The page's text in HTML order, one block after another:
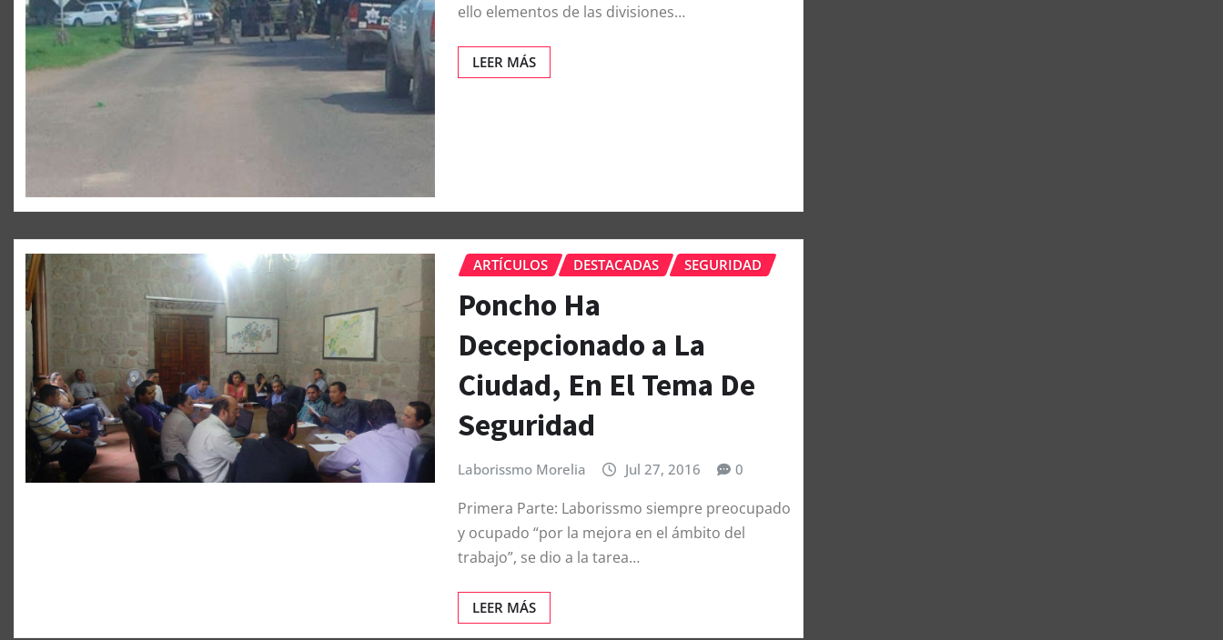
ello elementos de las divisiones…
LEER MÁS
ARTÍCULOS DESTACADAS SEGURIDAD
Poncho Ha
Decepcionado a La
Ciudad, En El Tema De
Seguridad
Laborissmo Morelia Jul 27, 2016 0
Primera Parte: Laborissmo siempre preocupado
y ocupado “por la mejora en el ámbito del
trabajo”, se dio a la tarea…
LEER MÁS